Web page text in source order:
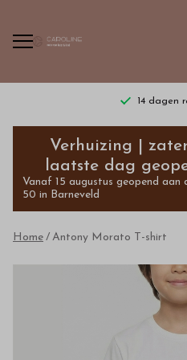
14 dagen
Antony
Morato
T-
shirt
Verhuizing |
laatste dag
Vanaf 15 augustus geopend
50 in Barneveld
Home Antony Morato T-shirt